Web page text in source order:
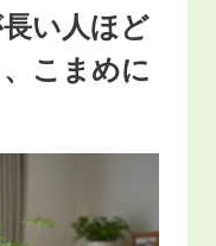
長い人ほど
こまめに